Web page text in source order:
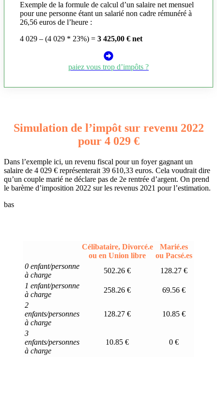
Exemple de la formule de calcul d’un salaire net mensuel
pour une personne étant un salarié non cadre rémunéré à
26,56 euros de l’heure :
4 029 – (4 029 * 23%) = 3 425,00 € net
paiez vous trop d’impôts ?
Simulation de l’impôt sur revenu 2022
pour 4 029 €
Dans l’exemple ici, un revenu fiscal pour un foyer gagnant un
salaire de 4 029 € représenterait 39 610,33 euros. Cela voudrait dire
qu’un couple marié ne déclare pas de 2e rentrée d’argent. On prend
le barème d’imposition 2022 sur les revenus 2021 pour l’estimation.
bas
Célibataire, Divorcé.e
ou en Union libre
Marié.es
ou Pacsé.es
0 enfant/personne
à charge
502.26 €
128.27 €
1 enfant/personne
à charge
258.26 €
69.56 €
2
enfants/personnes
à charge
128.27 € 10.85 €
3
enfants/personnes
à charge
10.85 € 0 €